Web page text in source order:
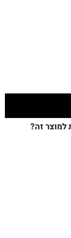
למוצר זה?